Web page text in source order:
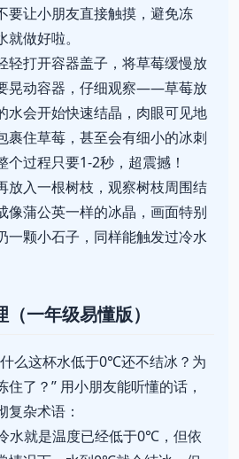
要让小朋友直接触摸，避免冻
做好啦。
轻打开容器盖子，将草莓缓慢放
晃动容器，仔细观察——草莓放
水会开始快速结晶，肉眼可见地
裹住草莓，甚至会有细小的冰刺
个过程只要1-2秒，超震撼！
放入一根树枝，观察树枝周围结
像蒲公英一样的冰晶，画面特别
一颗小石子，同样能触发过冷水
一年级易懂版）
么这杯水低于0℃还不结冰？为
了？” 用小朋友能听懂的话，
杂术语：
水就是温度已经低于0℃，但依